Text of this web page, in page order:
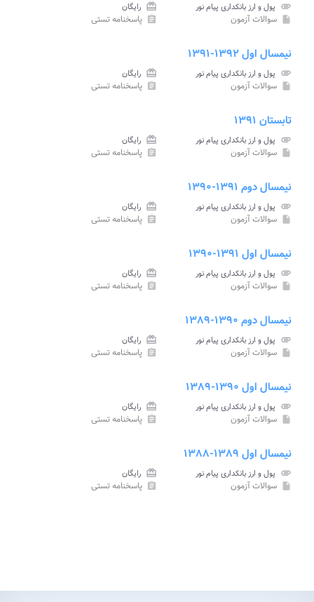
attachment پول و ارز بانکداری پیام نور card_giftcard رایگان
insert_drive_file سوالات آزمون assignment پاسخنامه تستی
نیمسال اول ۱۳۹۲-۱۳۹۱
attachment پول و ارز بانکداری پیام نور card_giftcard رایگان
insert_drive_file سوالات آزمون assignment پاسخنامه تستی
تابستان ۱۳۹۱
attachment پول و ارز بانکداری پیام نور card_giftcard رایگان
insert_drive_file سوالات آزمون assignment پاسخنامه تستی
نیمسال دوم ۱۳۹۱-۱۳۹۰
attachment پول و ارز بانکداری پیام نور card_giftcard رایگان
insert_drive_file سوالات آزمون assignment پاسخنامه تستی
نیمسال اول ۱۳۹۱-۱۳۹۰
attachment پول و ارز بانکداری پیام نور card_giftcard رایگان
insert_drive_file سوالات آزمون assignment پاسخنامه تستی
نیمسال دوم ۱۳۹۰-۱۳۸۹
attachment پول و ارز بانکداری پیام نور card_giftcard رایگان
insert_drive_file سوالات آزمون assignment پاسخنامه تستی
نیمسال اول ۱۳۹۰-۱۳۸۹
attachment پول و ارز بانکداری پیام نور card_giftcard رایگان
insert_drive_file سوالات آزمون assignment پاسخنامه تستی
نیمسال اول ۱۳۸۹-۱۳۸۸
attachment پول و ارز بانکداری پیام نور card_giftcard رایگان
insert_drive_file سوالات آزمون assignment پاسخنامه تستی